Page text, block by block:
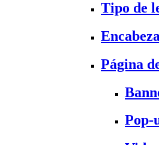
Tipo de
Página
Pop-